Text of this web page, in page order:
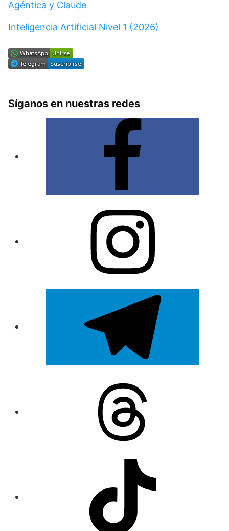
Agéntica y Claude
Inteligencia Artificial Nivel 1 (2026)
Síganos en nuestras redes